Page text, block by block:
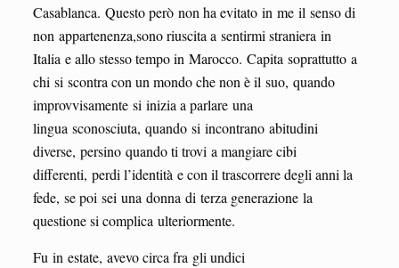
Casablanca. Questo però non ha evitato in me il senso di
non appartenenza,sono riuscita a sentirmi straniera in
Italia e allo stesso tempo in Marocco. Capita soprattutto a
chi si scontra con un mondo che non è il suo, quando
improvvisamente si inizia a parlare una
lingua sconosciuta, quando si incontrano abitudini
diverse, persino quando ti trovi a mangiare cibi
differenti, perdi l’identità e con il trascorrere degli anni la
fede, se poi sei una donna di terza generazione la
questione si complica ulteriormente.
Fu in estate, avevo circa fra gli undici